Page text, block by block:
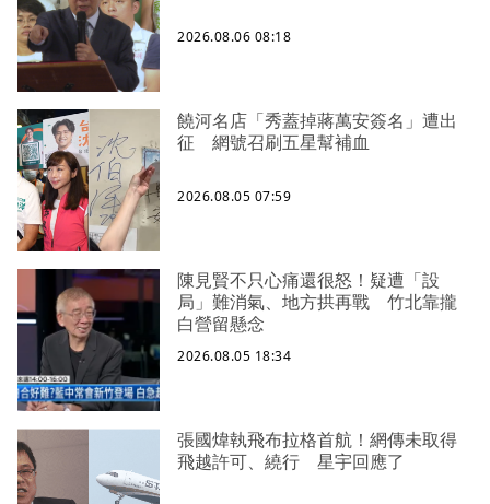
2026.08.06 08:18
饒河名店「秀蓋掉蔣萬安簽名」遭出
征 網號召刷五星幫補血
2026.08.05 07:59
陳見賢不只心痛還很怒！疑遭「設
局」難消氣、地方拱再戰 竹北靠攏
白營留懸念
2026.08.05 18:34
張國煒執飛布拉格首航！網傳未取得
飛越許可、繞行 星宇回應了